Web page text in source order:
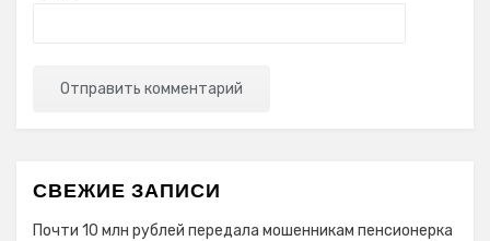
СВЕЖИЕ ЗАПИСИ
Почти 10 млн рублей передала мошенникам пенсионерка